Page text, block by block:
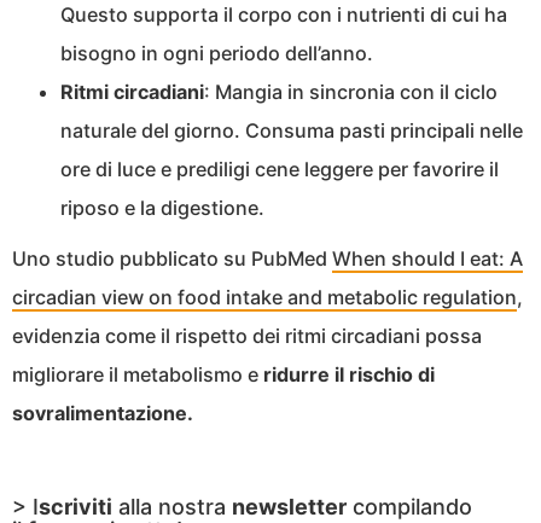
Questo supporta il corpo con i nutrienti di cui ha
bisogno in ogni periodo dell’anno.
Ritmi circadiani: Mangia in sincronia con il ciclo
naturale del giorno. Consuma pasti principali nelle
ore di luce e prediligi cene leggere per favorire il
riposo e la digestione.
Uno studio pubblicato su PubMed When should I eat: A
circadian view on food intake and metabolic regulation,
evidenzia come il rispetto dei ritmi circadiani possa
migliorare il metabolismo e ridurre il rischio di
sovralimentazione.
> Iscriviti alla nostra newsletter compilando